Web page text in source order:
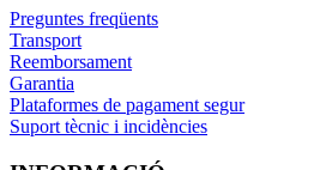
Preguntes freqüents
Transport
Reemborsament
Garantia
Plataformes de pagament segur
Suport tècnic i incidències